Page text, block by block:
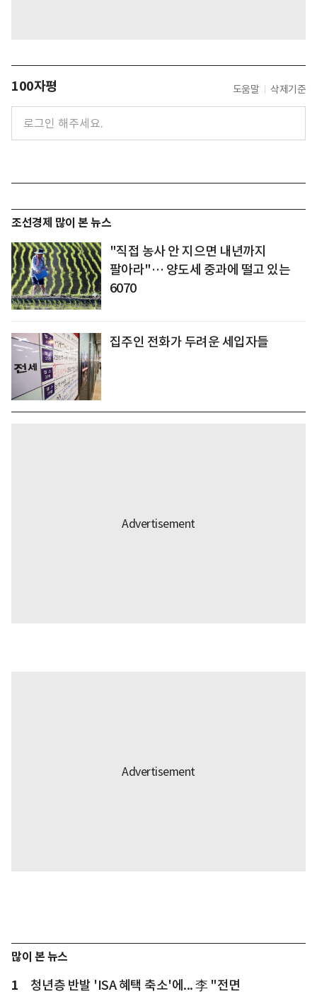
100자평 도움말 삭제기준
조선경제 많이 본 뉴스
"직접 농사 안 지으면 내년까지
팔아라"… 양도세 중과에 떨고 있는
6070
집주인 전화가 두려운 세입자들
많이 본 뉴스
1
청년층 반발 'ISA 혜택 축소'에... 李 "전면